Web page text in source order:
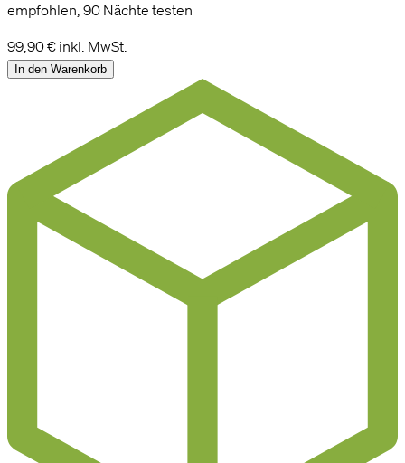
empfohlen, 90 Nächte testen
99,90 € inkl. MwSt.
In den Warenkorb